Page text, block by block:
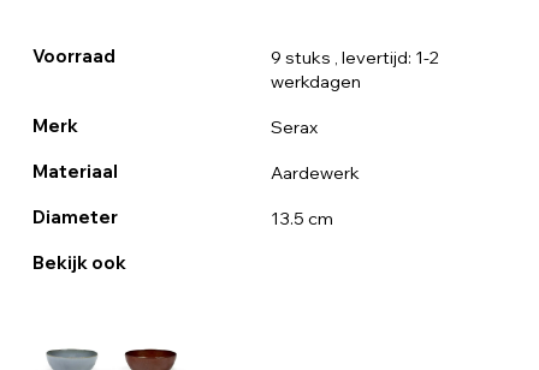
Voorraad 9 stuks , levertijd: 1-2
werkdagen
Merk Serax
Materiaal Aardewerk
Diameter 13.5 cm
Bekijk ook